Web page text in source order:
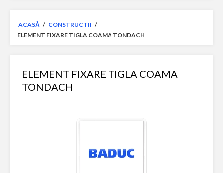
ACASĂ / CONSTRUCTII /
ELEMENT FIXARE TIGLA COAMA TONDACH
ELEMENT FIXARE TIGLA COAMA
TONDACH